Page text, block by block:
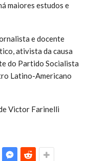
maiores estudos e
e docente
ativista da causa
do Partido Socialista
Latino-Americano
Victor Farinelli